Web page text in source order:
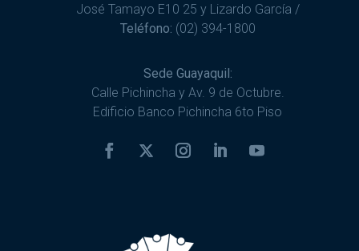
José Tamayo E10 25 y Lizardo García /
Teléfono: (02) 394-1800
Sede Guayaquil:
Calle Pichincha y Av. 9 de Octubre.
Edificio Banco Pichincha 6to Piso